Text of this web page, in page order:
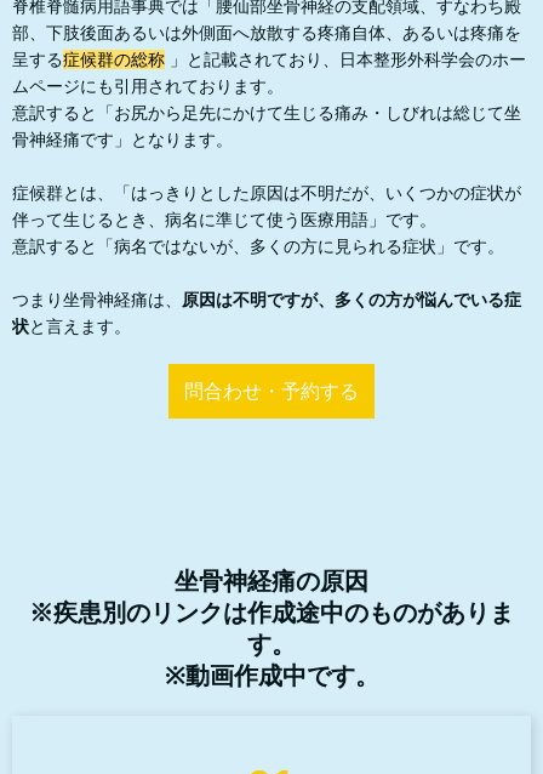
脊椎脊髄病用語事典では「腰仙部坐骨神経の支配領域、すなわち殿
部、下肢後面あるいは外側面へ放散する疼痛自体、あるいは疼痛を
呈する症候群の総称 」と記載されており、日本整形外科学会のホー
ムページにも引用されております。
意訳すると「お尻から足先にかけて生じる痛み・しびれは総じて坐
骨神経痛です」となります。
症候群とは、「はっきりとした原因は不明だが、いくつかの症状が
伴って生じるとき、病名に準じて使う医療用語」です。
意訳すると「病名ではないが、多くの方に見られる症状」です。
つまり坐骨神経痛は、 原因は不明ですが、多くの方が悩んでいる症
状と言えます。
問合わせ・予約する
坐骨神経痛の原因
※疾患別のリンクは作成途中のものがありま
す。
※動画作成中です。